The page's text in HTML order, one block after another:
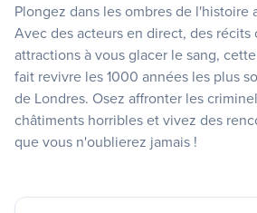
Plongez dans les ombres de l'histoire
Avec des acteurs en direct, des récits
attractions à vous glacer le sang,
fait revivre les 1000 années les plus
de Londres. Osez affronter les
châtiments horribles et vivez des
que vous n'oublierez jamais !